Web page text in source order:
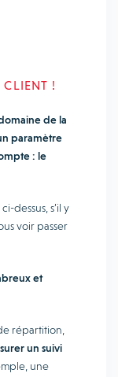
!
de la
paramètre
: le
dessus, s’il y
voir passer
et
répartition,
un suivi
une